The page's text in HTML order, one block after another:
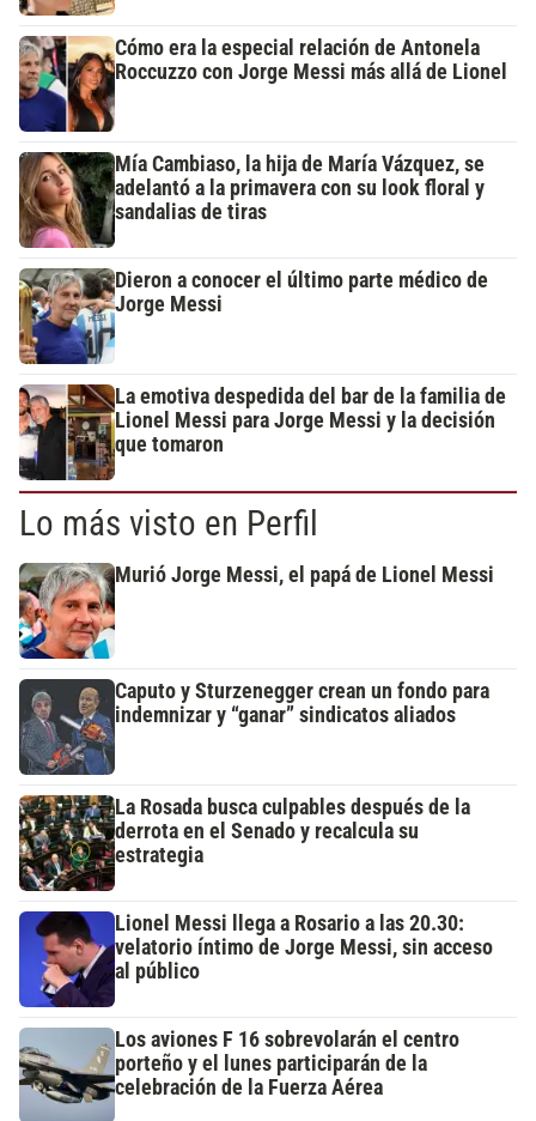
Cómo era la especial relación de Antonela
Roccuzzo con Jorge Messi más allá de Lionel
Mía Cambiaso, la hija de María Vázquez, se
adelantó a la primavera con su look floral y
sandalias de tiras
Dieron a conocer el último parte médico de
Jorge Messi
La emotiva despedida del bar de la familia de
Lionel Messi para Jorge Messi y la decisión
que tomaron
Lo más visto en Perfil
Murió Jorge Messi, el papá de Lionel Messi
Caputo y Sturzenegger crean un fondo para
indemnizar y “ganar” sindicatos aliados
La Rosada busca culpables después de la
derrota en el Senado y recalcula su
estrategia
Lionel Messi llega a Rosario a las 20.30:
velatorio íntimo de Jorge Messi, sin acceso
al público
Los aviones F 16 sobrevolarán el centro
porteño y el lunes participarán de la
celebración de la Fuerza Aérea